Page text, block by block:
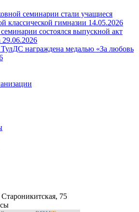
семинарии стали учащиеся
классической гимназии 14.05.2026
состоялся выпускной акт
29.06.2026
ТулДС награждена медалью «За любовь
75